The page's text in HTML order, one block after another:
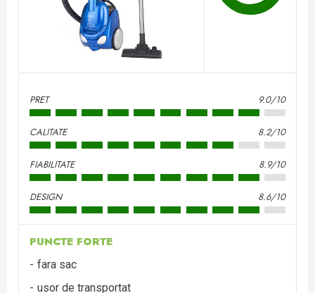
PRET 9.0/10
CALITATE 8.2/10
FIABILITATE 8.9/10
DESIGN 8.6/10
PUNCTE FORTE
fara sac
usor de transportat